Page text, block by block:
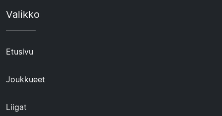
Valikko
Etusivu
Joukkueet
Liigat